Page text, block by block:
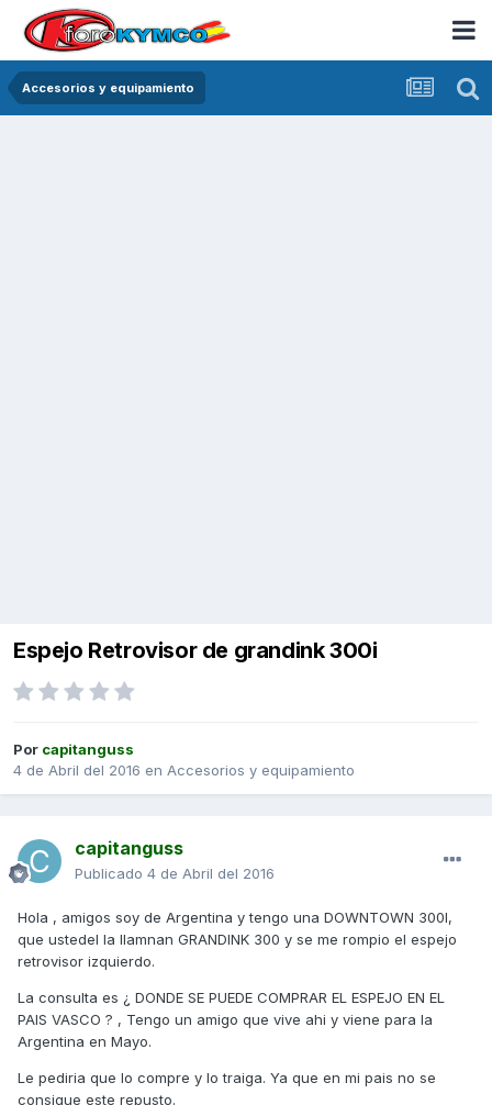
Accesorios y equipamiento
Espejo Retrovisor de grandink 300i
Por capitanguss
4 de Abril del 2016 en Accesorios y equipamiento
capitanguss
Publicado 4 de Abril del 2016
Hola , amigos soy de Argentina y tengo una DOWNTOWN 300I,
que ustedel la llamnan GRANDINK 300 y se me rompio el espejo
retrovisor izquierdo.
La consulta es ¿ DONDE SE PUEDE COMPRAR EL ESPEJO EN EL
PAIS VASCO ? , Tengo un amigo que vive ahi y viene para la
Argentina en Mayo.
Le pediria que lo compre y lo traiga. Ya que en mi pais no se
consigue este repusto.